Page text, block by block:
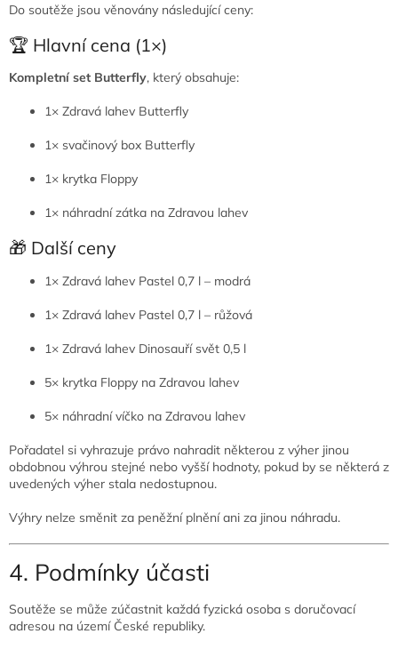
Do soutěže jsou věnovány následující ceny:
🏆 Hlavní cena (1×)
Kompletní set Butterfly, který obsahuje:
1× Zdravá lahev Butterfly
1× svačinový box Butterfly
1× krytka Floppy
1× náhradní zátka na Zdravou lahev
🎁 Další ceny
1× Zdravá lahev Pastel 0,7 l – modrá
1× Zdravá lahev Pastel 0,7 l – růžová
1× Zdravá lahev Dinosauří svět 0,5 l
5× krytka Floppy na Zdravou lahev
5× náhradní víčko na Zdravou lahev
Pořadatel si vyhrazuje právo nahradit některou z výher jinou
obdobnou výhrou stejné nebo vyšší hodnoty, pokud by se některá z
uvedených výher stala nedostupnou.
Výhry nelze směnit za peněžní plnění ani za jinou náhradu.
4. Podmínky účasti
Soutěže se může zúčastnit každá fyzická osoba s doručovací
adresou na území České republiky.